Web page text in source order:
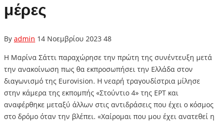
μέρες
By admin 14 Νοεμβρίου 2023 48
Η Μαρίνα Σάττι παραχώρησε την πρώτη της συνέντευξη μετά
την ανακοίνωση πως θα εκπροσωπήσει την Ελλάδα στον
διαγωνισμό της Eurovision. Η νεαρή τραγουδίστρια μίλησε
στην κάμερα της εκπομπής «Στούντιο 4» της ΕΡΤ και
αναφέρθηκε μεταξύ άλλων στις αντιδράσεις που έχει ο κόσμος
στο δρόμο όταν την βλέπει. «Χαίρομαι που μου έχει ανατεθεί η